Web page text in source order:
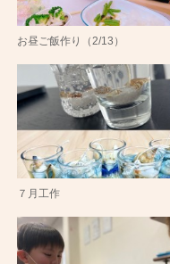
お昼ご飯作り（2/13）
７月工作